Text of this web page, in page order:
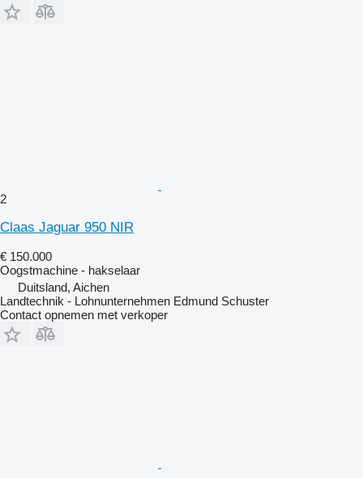
2
Claas Jaguar 950 NIR
€ 150.000
Oogstmachine - hakselaar
Duitsland, Aichen
Landtechnik - Lohnunternehmen Edmund Schuster
Contact opnemen met verkoper